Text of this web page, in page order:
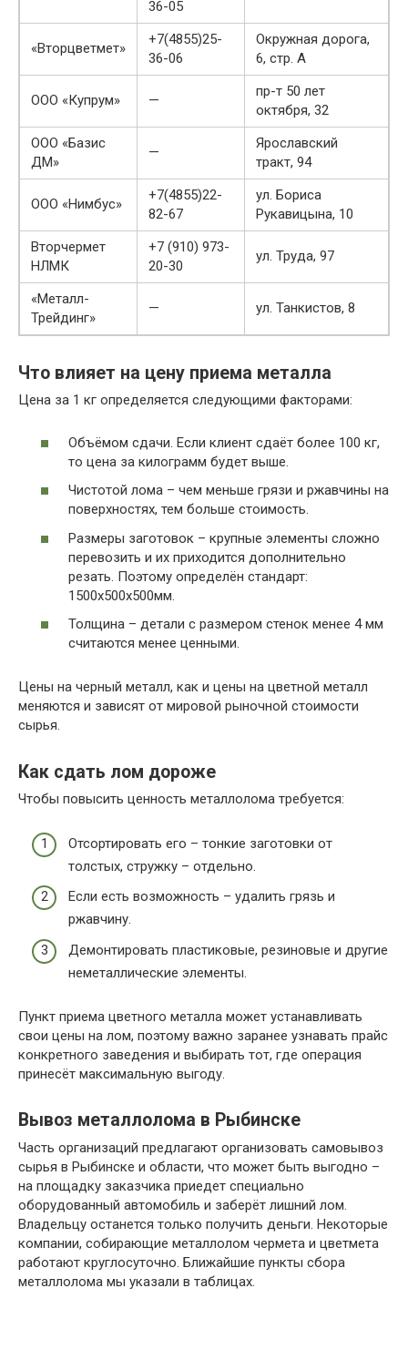
36-05
«Вторцветмет»
+7(4855)25-
36-06
Окружная дорога,
6, стр. А
ООО «Купрум» —
пр-т 50 лет
октября, 32
ООО «Базис
ДМ»
—
Ярославский
тракт, 94
ООО «Нимбус»
+7(4855)22-
82-67
ул. Бориса
Рукавицына, 10
Вторчермет
НЛМК
+7 (910) 973-
20-30
ул. Труда, 97
«Металл-
Трейдинг»
— ул. Танкистов, 8
Что влияет на цену приема металла
Цена за 1 кг определяется следующими факторами:
Объёмом сдачи. Если клиент сдаёт более 100 кг,
то цена за килограмм будет выше.
Чистотой лома – чем меньше грязи и ржавчины на
поверхностях, тем больше стоимость.
Размеры заготовок – крупные элементы сложно
перевозить и их приходится дополнительно
резать. Поэтому определён стандарт:
1500х500х500мм.
Толщина – детали с размером стенок менее 4 мм
считаются менее ценными.
Цены на черный металл, как и цены на цветной металл
меняются и зависят от мировой рыночной стоимости
сырья.
Как сдать лом дороже
Чтобы повысить ценность металлолома требуется:
Отсортировать его – тонкие заготовки от
толстых, стружку – отдельно.
Если есть возможность – удалить грязь и
ржавчину.
Демонтировать пластиковые, резиновые и другие
неметаллические элементы.
Пункт приема цветного металла может устанавливать
свои цены на лом, поэтому важно заранее узнавать прайс
конкретного заведения и выбирать тот, где операция
принесёт максимальную выгоду.
Вывоз металлолома в Рыбинске
Часть организаций предлагают организовать самовывоз
сырья в Рыбинске и области, что может быть выгодно –
на площадку заказчика приедет специально
оборудованный автомобиль и заберёт лишний лом.
Владельцу останется только получить деньги. Некоторые
компании, собирающие металлолом чермета и цветмета
работают круглосуточно. Ближайшие пункты сбора
металлолома мы указали в таблицах.